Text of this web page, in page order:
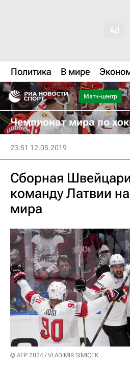
Политика В мире
Матч-центр
Чемпионат мира по
23:51 12.05.2019
Сборная
команду Латвии
мира
© AFP 2024 / VLADIMIR SIMICEK